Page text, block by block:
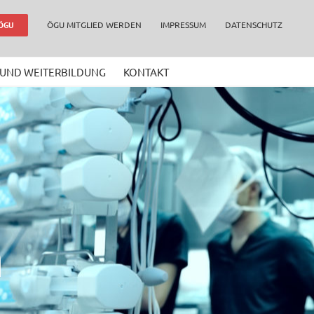
ÖGU MITGLIED WERDEN IMPRESSUM DATENSCHUTZ
WEITERBILDUNG KONTAKT